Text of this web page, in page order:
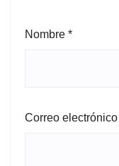
Nombre *
Correo electrónico